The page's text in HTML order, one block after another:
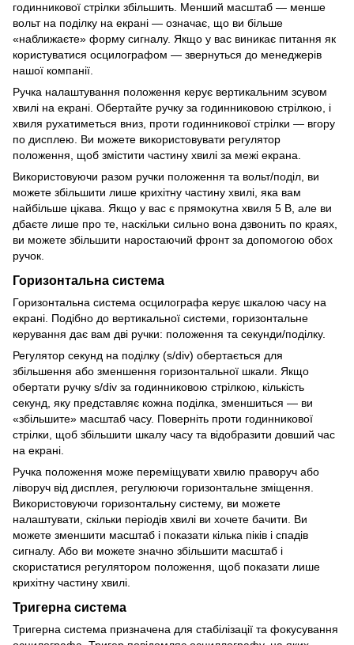
годинникової стрілки збільшить. Менший масштаб — менше
вольт на поділку на екрані — означає, що ви більше
«наближаєте» форму сигналу. Якщо у вас виникає питання як
користуватися осцилографом — звернуться до менеджерів
нашої компанії.
Ручка налаштування положення керує вертикальним зсувом
хвилі на екрані. Обертайте ручку за годинниковою стрілкою, і
хвиля рухатиметься вниз, проти годинникової стрілки — вгору
по дисплею. Ви можете використовувати регулятор
положення, щоб змістити частину хвилі за межі екрана.
Використовуючи разом ручки положення та вольт/поділ, ви
можете збільшити лише крихітну частину хвилі, яка вам
найбільше цікава. Якщо у вас є прямокутна хвиля 5 В, але ви
дбаєте лише про те, наскільки сильно вона дзвонить по краях,
ви можете збільшити наростаючий фронт за допомогою обох
ручок.
Горизонтальна система
Горизонтальна система осцилографа керує шкалою часу на
екрані. Подібно до вертикальної системи, горизонтальне
керування дає вам дві ручки: положення та секунди/поділку.
Регулятор секунд на поділку (s/div) обертається для
збільшення або зменшення горизонтальної шкали. Якщо
обертати ручку s/div за годинниковою стрілкою, кількість
секунд, яку представляє кожна поділка, зменшиться — ви
«збільшите» масштаб часу. Поверніть проти годинникової
стрілки, щоб збільшити шкалу часу та відобразити довший час
на екрані.
Ручка положення може переміщувати хвилю праворуч або
ліворуч від дисплея, регулюючи горизонтальне зміщення.
Використовуючи горизонтальну систему, ви можете
налаштувати, скільки періодів хвилі ви хочете бачити. Ви
можете зменшити масштаб і показати кілька піків і спадів
сигналу. Або ви можете значно збільшити масштаб і
скористатися регулятором положення, щоб показати лише
крихітну частину хвилі.
Тригерна система
Тригерна система призначена для стабілізації та фокусування